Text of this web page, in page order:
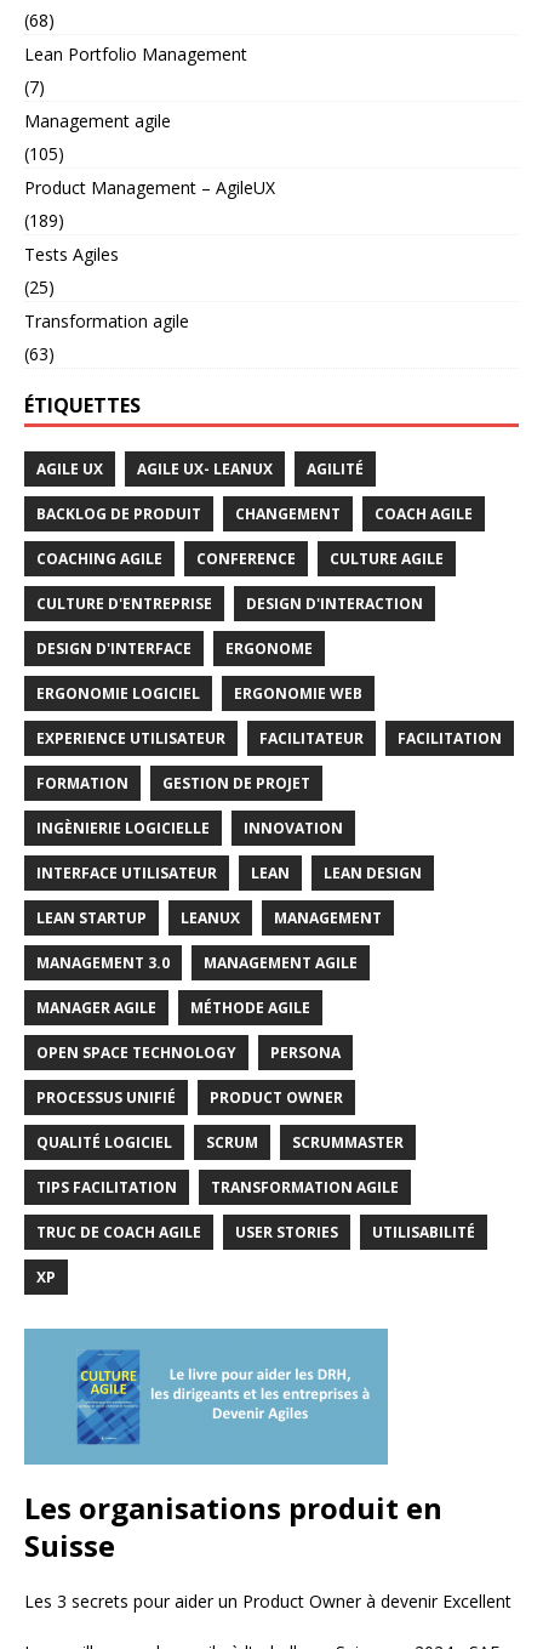
(68)
Lean Portfolio Management
(7)
Management agile
(105)
Product Management – AgileUX
(189)
Tests Agiles
(25)
Transformation agile
(63)
ÉTIQUETTES
AGILE UX AGILE UX- LEANUX AGILITÉ
BACKLOG DE PRODUIT CHANGEMENT COACH AGILE
COACHING AGILE CONFERENCE CULTURE AGILE
CULTURE D'ENTREPRISE DESIGN D'INTERACTION
DESIGN D'INTERFACE ERGONOME
ERGONOMIE LOGICIEL ERGONOMIE WEB
EXPERIENCE UTILISATEUR FACILITATEUR FACILITATION
FORMATION GESTION DE PROJET
INGÈNIERIE LOGICIELLE INNOVATION
INTERFACE UTILISATEUR LEAN LEAN DESIGN
LEAN STARTUP LEANUX MANAGEMENT
MANAGEMENT 3.0 MANAGEMENT AGILE
MANAGER AGILE MÉTHODE AGILE
OPEN SPACE TECHNOLOGY PERSONA
PROCESSUS UNIFIÉ PRODUCT OWNER
QUALITÉ LOGICIEL SCRUM SCRUMMASTER
TIPS FACILITATION TRANSFORMATION AGILE
TRUC DE COACH AGILE USER STORIES UTILISABILITÉ
XP
Les organisations produit en
Suisse
Les 3 secrets pour aider un Product Owner à devenir Excellent